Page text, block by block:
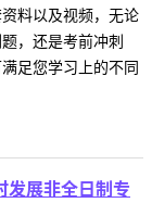
料以及视频，无论
，还是考前冲刺
足您学习上的不同
发展非全日制专